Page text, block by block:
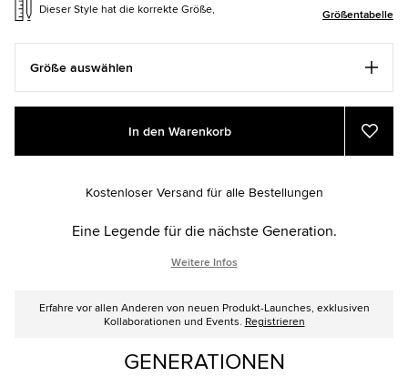
Dieser Style hat die korrekte Größe, Größentabelle
Größe auswählen
Add
cart
Product
In den Warenkorb
Zu
Kostenloser Versand für alle Bestellungen
Eine Legende für die nächste Generation.
Weitere Infos
Erfahre vor allen Anderen von neuen Produkt-Launches, exklusiven
Kollaborationen und Events. Registrieren
GENERATIONEN